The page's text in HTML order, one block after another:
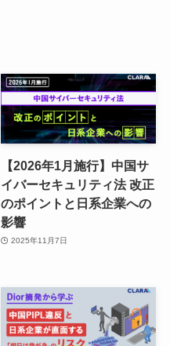
【2026年1月施行】中国サ
イバーセキュリティ法 改正
のポイントと日系企業への
影響
2025年11月7日